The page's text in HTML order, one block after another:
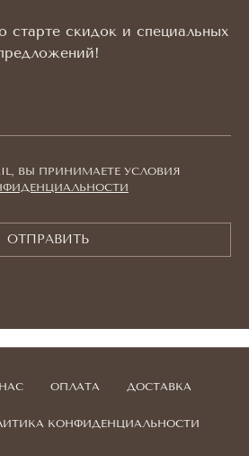
старте скидок и специальных
ВЫ ПРИНИМАЕТЕ УСЛОВИЯ
ОТПРАВИТЬ
ОПЛАТА ДОСТАВКА
КОНФИДЕНЦИАЛЬНОСТИ